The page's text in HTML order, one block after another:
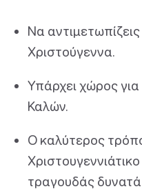
Να
Χριστούγεννα.
Υπάρχει χώρος
Καλών.
Ο καλύτερος
τραγουδάς δυνατά